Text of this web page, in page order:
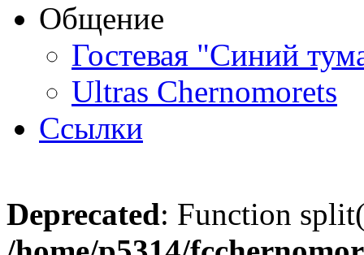
Общение
Гостевая "Синий
Ultras Chernomorets
Ссылки
Deprecated: Function